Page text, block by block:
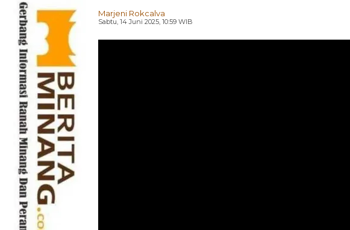
Marjeni Rokcalva
Sabtu, 14 Juni 2025, 10:59 WIB